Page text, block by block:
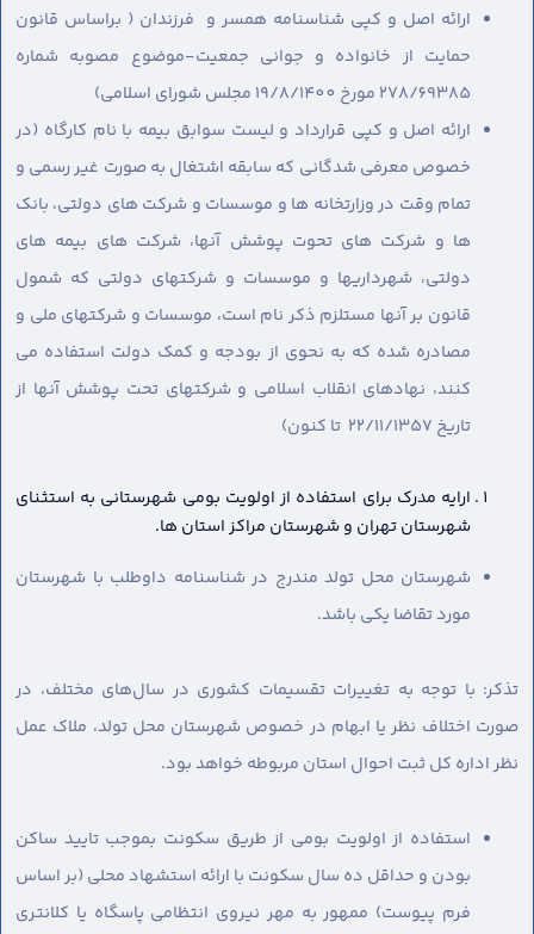
ارائه اصل و کپی شناسنامه همسر و فرزندان ( براساس قانون
حمایت از خانواده و جوانی جمعیت-موضوع مصوبه شماره
278/69385 مورخ 19/8/1400 مجلس شورای اسلامی)
ارائه اصل و کپی قرارداد و لیست سوابق بیمه با نام کارگاه (در
خصوص معرفی شدگانی که سابقه اشتغال به صورت غیر رسمی و
تمام وقت در وزارتخانه ها و موسسات و شرکت های دولتی، بانک
ها و شرکت های تحوت پوشش آنها، شرکت های بیمه های
دولتی، شهرداریها و موسسات و شرکتهای دولتی که شمول
قانون بر آنها مستلزم ذکر نام است، موسسات و شرکتهای ملی و
مصادره شده که به نحوی از بودجه و کمک دولت استفاده می
کنند، نهادهای انقلاب اسلامی و شرکتهای تحت پوشش آنها از
تاریخ 22/11/1357 تا کنون)
ارایه مدرک برای استفاده از اولویت بومی شهرستانی به استثنای
شهرستان تهران و شهرستان مراکز استان ها.
شهرستان محل تولد مندرج در شناسنامه داوطلب با شهرستان
مورد تقاضا یکی باشد.
تذکر: با توجه به تغییرات تقسیمات کشوری در سال‌های مختلف، در
صورت اختلاف نظر یا ابهام در خصوص شهرستان محل تولد، ملاک عمل
نظر اداره کل ثبت احوال استان مربوطه خواهد بود.
استفاده از اولویت بومی از طریق سکونت بموجب تایید ساکن
بودن و حداقل ده سال سکونت با ارائه استشهاد محلی (بر اساس
فرم پیوست) ممهور به مهر نیروی انتظامی پاسگاه یا کلانتری